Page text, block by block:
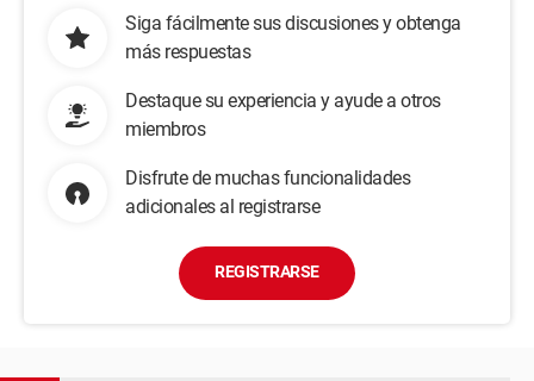
Siga fácilmente sus discusiones y obtenga
más respuestas
Destaque su experiencia y ayude a otros
miembros
Disfrute de muchas funcionalidades
adicionales al registrarse
REGISTRARSE